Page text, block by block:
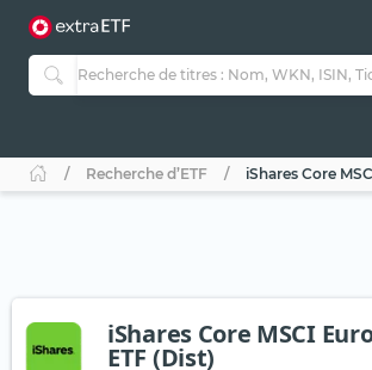
Recherche d’ETF iShares Core
iShares Core MSCI
ETF (Dist)